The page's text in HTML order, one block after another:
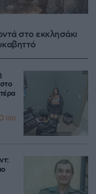
στο εκκλησάκι
100